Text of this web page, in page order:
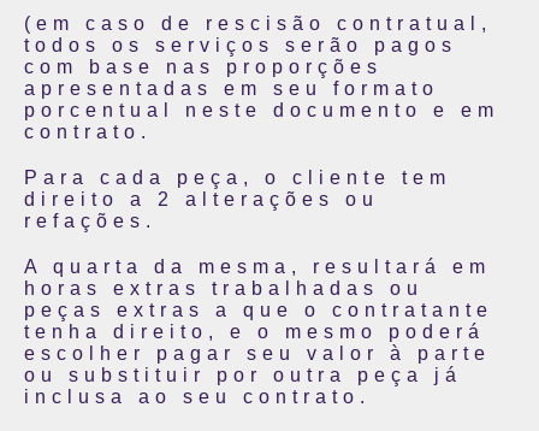
(em caso de rescisão contratual,
todos os serviços serão pagos
com base nas proporções
apresentadas em seu formato
porcentual neste documento e em
contrato.
Para cada peça, o cliente tem
direito a 2 alterações ou
refações.
A quarta da mesma, resultará em
horas extras trabalhadas ou
peças extras a que o contratante
tenha direito, e o mesmo poderá
escolher pagar seu valor à parte
ou substituir por outra peça já
inclusa ao seu contrato.